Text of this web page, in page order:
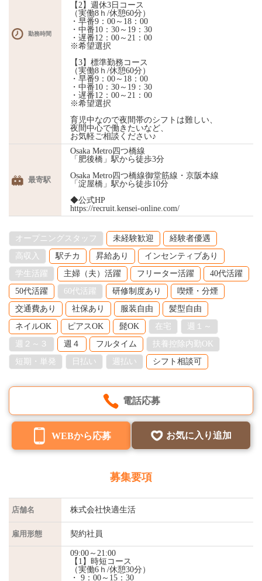
勤務時間
【2】週休3日コース
（実働8ｈ/休憩60分）
・早番9：00～18：00
・中番10：30～19：30
・遅番12：00～21：00
※希望選択
【3】標準勤務コース
（実働8ｈ/休憩60分）
・早番9：00～18：00
・中番10：30～19：30
・遅番12：00～21：00
※希望選択
育児中なので夜間帯のシフトは難しい、
夜間中心で働きたいなど、
お気軽ご相談ください♪
最寄駅
Osaka Metro四つ橋線
「肥後橋」駅から徒歩3分
Osaka Metro四つ橋線御堂筋線・京阪本線
「淀屋橋」駅から徒歩10分
◆公式HP
https://recruit.kensei-online.com/
オープニングスタッフ 未経験歓迎
経験者優遇
高収入
駅チカ 昇給あり
インセンティブあり
学生活躍
主婦（夫）活躍 フリーター活躍
40代活躍
50代活躍
60代活躍 研修制度あり
喫煙・分煙
交通費あり
社保あり 服装自由
髪型自由
ネイルOK
ピアスOK 髭OK 在宅
週１～
週２～３
週４ フルタイム
扶養控除内勤OK
短期・単発
日払い 週払い シフト相談可
電話応募
WEBから応募 お気に入り追加
募集要項
店舗名 株式会社快適生活
雇用形態 契約社員
09:00～21:00
【1】時短コース
（実働6ｈ/休憩30分）
・ 9：00～15：30